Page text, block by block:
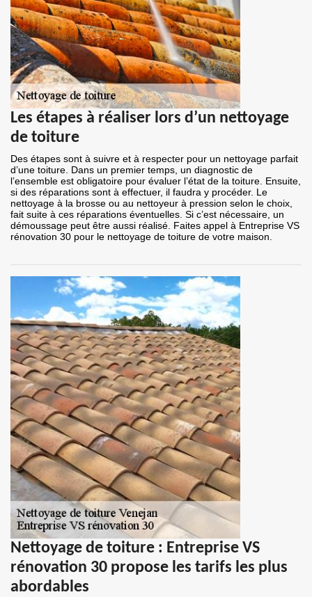
Les étapes à réaliser lors d’un nettoyage
de toiture
Des étapes sont à suivre et à respecter pour un nettoyage parfait
d’une toiture. Dans un premier temps, un diagnostic de
l’ensemble est obligatoire pour évaluer l’état de la toiture. Ensuite,
si des réparations sont à effectuer, il faudra y procéder. Le
nettoyage à la brosse ou au nettoyeur à pression selon le choix,
fait suite à ces réparations éventuelles. Si c’est nécessaire, un
démoussage peut être aussi réalisé. Faites appel à Entreprise VS
rénovation 30 pour le nettoyage de toiture de votre maison.
Nettoyage de toiture : Entreprise VS
rénovation 30 propose les tarifs les plus
abordables